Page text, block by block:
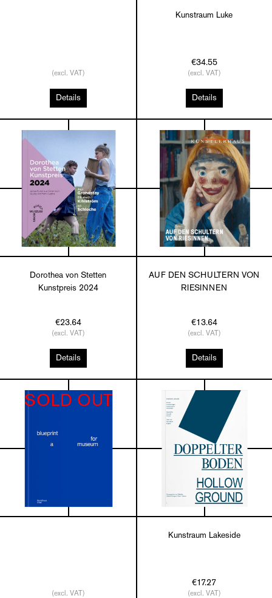
(excl. VAT)
Details
Kunstraum Luke
€34.55
(excl. VAT)
Details
Dorothea von Stetten
Kunstpreis 2024
€23.64
(excl. VAT)
Details
AUF DEN SCHULTERN VON
RIESINNEN
€13.64
(excl. VAT)
Details
SOLD OUT
(excl. VAT)
Kunstraum Lakeside
€17.27
(excl. VAT)